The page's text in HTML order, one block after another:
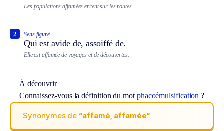
Les populations affamées errent sur les routes.
Sens figuré.
Qui est avide de, assoiffé de.
2
Elle est affamée de voyages et de découvertes.
À découvrir
Connaissez-vous la définition du mot phacoémulsification ?
Synonymes de “affamé, affamée“